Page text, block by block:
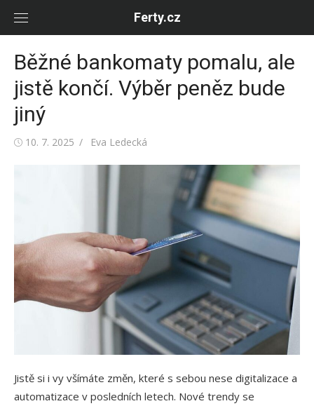
Ferty.cz
Běžné bankomaty pomalu, ale
jistě končí. Výběr peněz bude
jiný
Posted
10. 7. 2025 Author
Eva Ledecká
Jistě si i vy všímáte změn, které s sebou nese digitalizace a
automatizace v posledních letech. Nové trendy se